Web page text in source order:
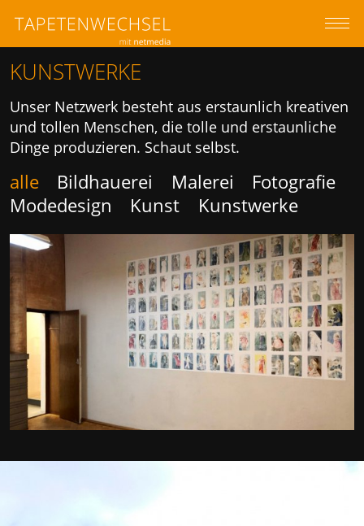
KUNSTWERKE
Unser Netzwerk besteht aus erstaunlich kreativen
und tollen Menschen, die tolle und erstaunliche
Dinge produzieren. Schaut selbst.
alle Bildhauerei Malerei
Fotografie
Modedesign
Kunst Kunstwerke